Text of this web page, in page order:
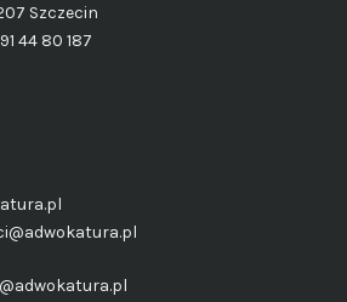
Szczecin
44 80 187